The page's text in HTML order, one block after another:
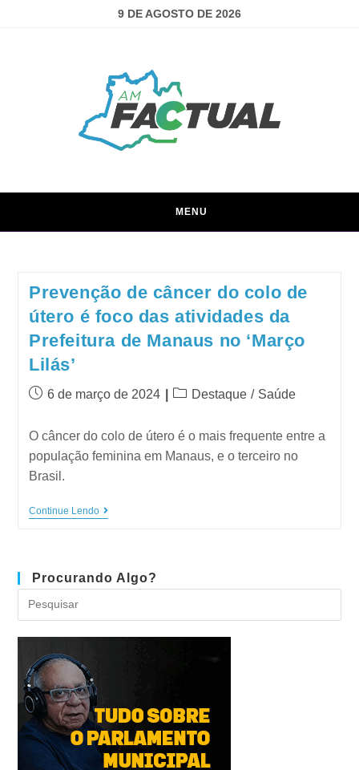
9 DE AGOSTO DE 2026
MENU
Prevenção de câncer do colo de
útero é foco das atividades da
Prefeitura de Manaus no ‘Março
Lilás’
6 de março de 2024 Destaque / Saúde
O câncer do colo de útero é o mais frequente entre a
população feminina em Manaus, e o terceiro no
Brasil.
Continue Lendo
Procurando Algo?